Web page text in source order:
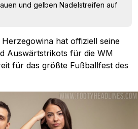
und gelben Nadelstreifen auf
hat offiziell seine
Auswärtstrikots für die WM
für das größte Fußballfest des